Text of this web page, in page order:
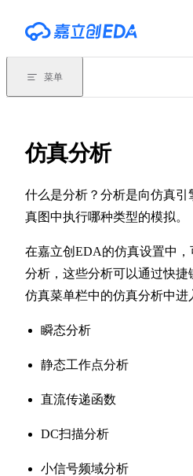
菜单
仿真分析
什么是分析？分析是向仿真
真图中执行哪种类型的模拟。
在嘉立创EDA的仿真设置中
分析，这些分析可以通过快捷
仿真菜单栏中的仿真分析中进
瞬态分析
静态工作点分析
直流传递函数
DC扫描分析
小信号频域分析